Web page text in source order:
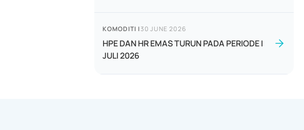
KOMODITI |30 JUNE 2026
HPE DAN HR EMAS TURUN PADA PERIODE I
JULI 2026